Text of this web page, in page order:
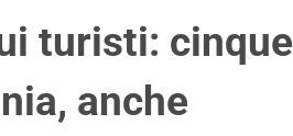
turisti: cinque
anche